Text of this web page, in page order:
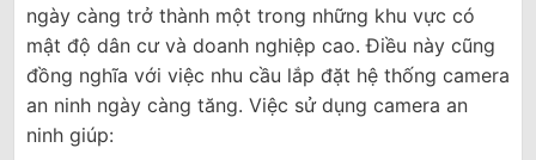
ngày càng trở thành một trong những khu vực có
mật độ dân cư và doanh nghiệp cao. Điều này cũng
đồng nghĩa với việc nhu cầu lắp đặt hệ thống camera
an ninh ngày càng tăng. Việc sử dụng camera an
ninh giúp: